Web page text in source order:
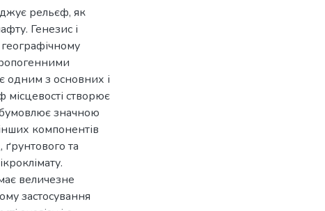
рельєф, як
Генезис і
одним з основних і
місцевості створює
значною
компонентів
та
величезне
застосування